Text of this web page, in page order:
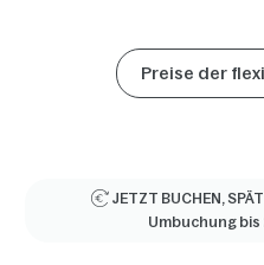
Preise der
JETZT BUCHEN,
Umbuchung bis